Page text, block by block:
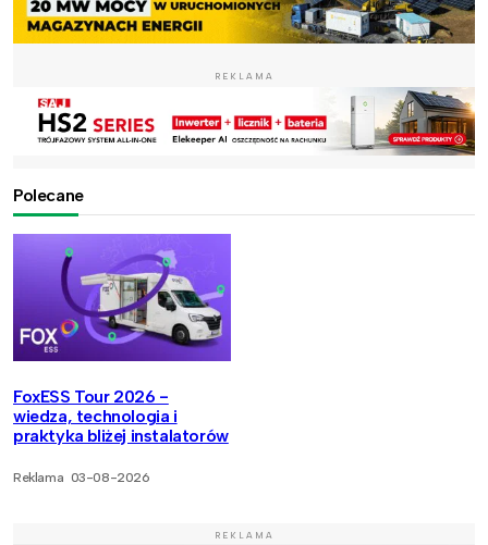
REKLAMA
Polecane
FoxESS Tour 2026 -
wiedza, technologia i
praktyka bliżej instalatorów
Reklama 03-08-2026
REKLAMA